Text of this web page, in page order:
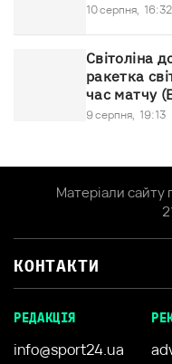
10 серпня, 16:32
Світоліна
ракетка
час матчу
9 серпня, 19:13
Матеріали сайту
КОНТАКТИ
РЕДАКЦІЯ
info@sport24.ua